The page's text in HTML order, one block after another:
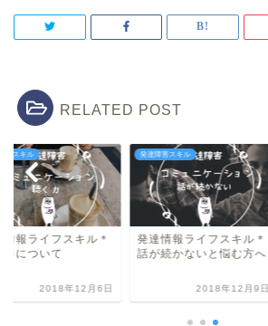
RELATED POST
害スキル
情報ライフスキル＊
力について
2018年12月6日
発達障害スキル
発達情報ライフスキル＊
話が続かないと悩む方へ
2018年12月9日